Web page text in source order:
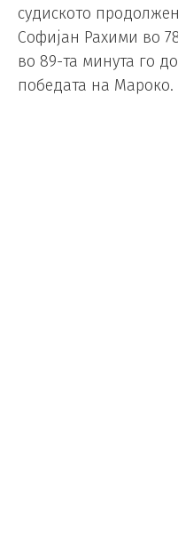
судиското
Софијан Рахими во
во 89-та минута го
победата на Мароко.